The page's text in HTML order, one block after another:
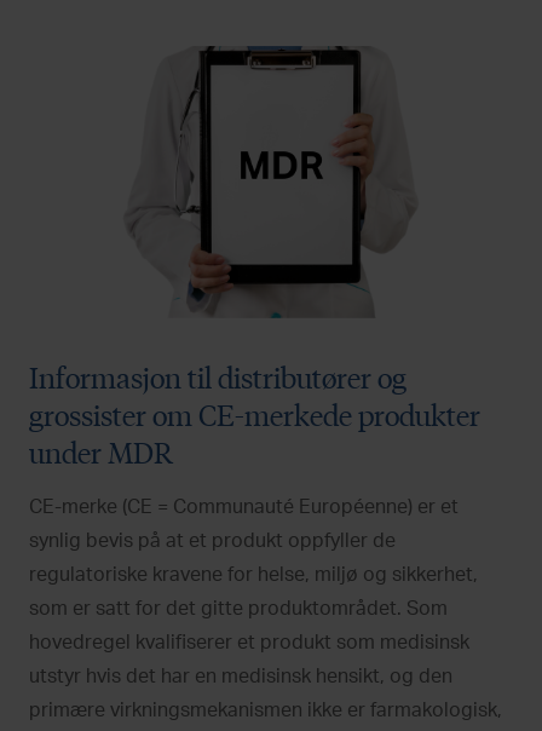
Informasjon til distributører og
grossister om CE-merkede produkter
under MDR
CE-merke (CE = Communauté Européenne) er et
synlig bevis på at et produkt oppfyller de
regulatoriske kravene for helse, miljø og sikkerhet,
som er satt for det gitte produktområdet. Som
hovedregel kvalifiserer et produkt som medisinsk
utstyr hvis det har en medisinsk hensikt, og den
primære virkningsmekanismen ikke er farmakologisk,